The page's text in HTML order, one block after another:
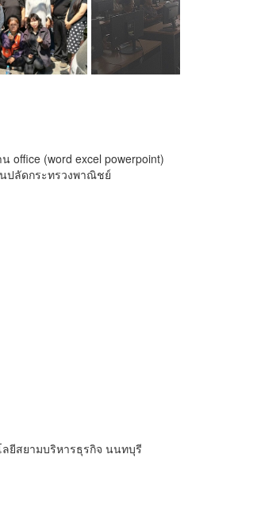
office (word excel powerpoint)
ปลัดกระทรวงพาณิชย์
ยีสยามบริหารธุรกิจ นนทบุรี